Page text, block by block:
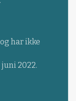
har ikke
2022.